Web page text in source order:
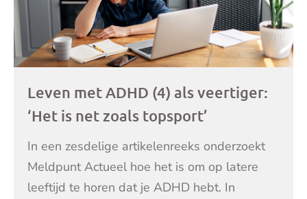
Leven met ADHD (4) als veertiger:
‘Het is net zoals topsport’
In een zesdelige artikelenreeks onderzoekt
Meldpunt Actueel hoe het is om op latere
leeftijd te horen dat je ADHD hebt. In